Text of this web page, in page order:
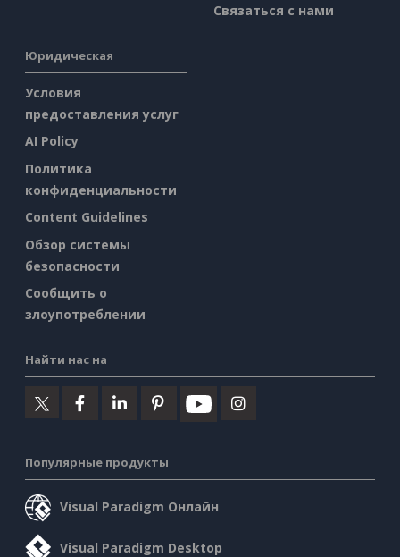
Связаться с нами
Юридическая
Условия
предоставления услуг
AI Policy
Политика
конфиденциальности
Content Guidelines
Обзор системы
безопасности
Сообщить о
злоупотреблении
Найти нас на
Популярные продукты
Visual Paradigm Онлайн
Visual Paradigm Desktop